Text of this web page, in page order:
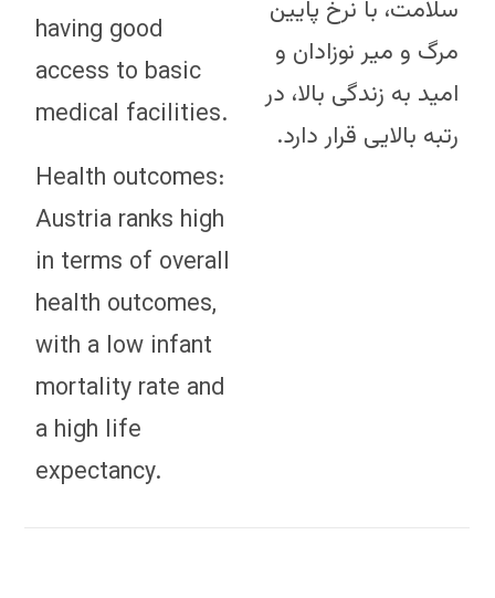
having good
access to basic
medical facilities.
Health outcomes:
Austria ranks high
in terms of overall
health outcomes,
with a low infant
mortality rate and
a high life
expectancy.
سلامت، با نرخ پایین
مرگ و میر نوزادان و
امید به زندگی بالا، در
رتبه بالایی قرار دارد.